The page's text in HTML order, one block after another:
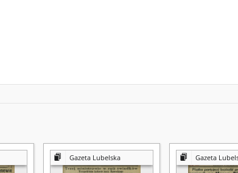
Gazeta Lubelska Gazeta